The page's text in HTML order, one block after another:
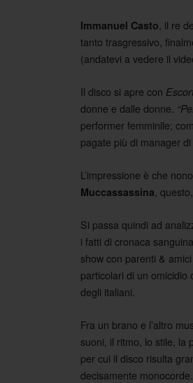
Immanuel Casto , il re
tanto trasgressivo,
(andatevi a vedere il
Il disco si apre con
donne e dalle donne.
performer femminile;
pagate più di manager
L’impressione è che
Muccassassina ,
Si passa quindi ad
i fatti di cronaca
show con parenti &
particolari di un omicidio
degli italiani.
Fra un brano e l’altro
suoni, il ritmo, lo stile, la
per cui il disco risulta
decisamente